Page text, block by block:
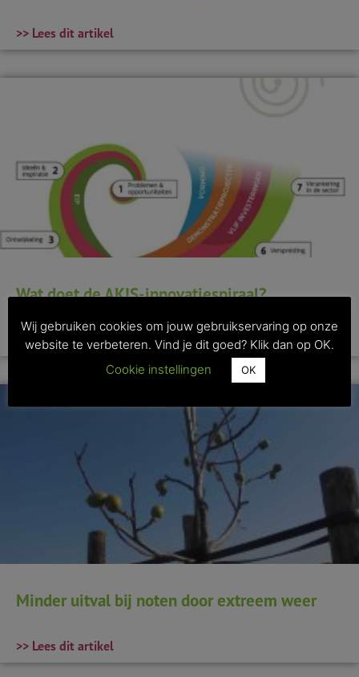
>> Lees dit artikel
Wat doet de AKIS-innovatiespiraal?
>> Lees dit artikel
Minder uitval bij noten door extreem weer
>> Lees dit artikel
Wij gebruiken cookies om jouw gebruikservaring op onze
website te verbeteren. Vind je dit goed? Klik dan op OK.
Cookie instellingen
OK